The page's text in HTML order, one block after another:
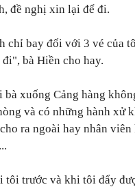
đề nghị xin lại để đi.
chỉ bay đối với 3 vé của
bà Hiền cho hay.
xuống Cảng hàng
và có những hành xử
ra ngoài hay nhân
tôi trước và khi tôi đẩy